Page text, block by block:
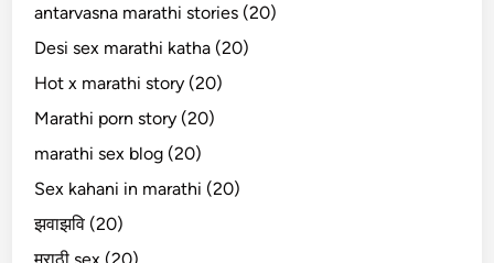
antarvasna marathi stories (20)
Desi sex marathi katha (20)
Hot x marathi story (20)
Marathi porn story (20)
marathi sex blog (20)
Sex kahani in marathi (20)
झवाझवि (20)
मराठी sex (20)